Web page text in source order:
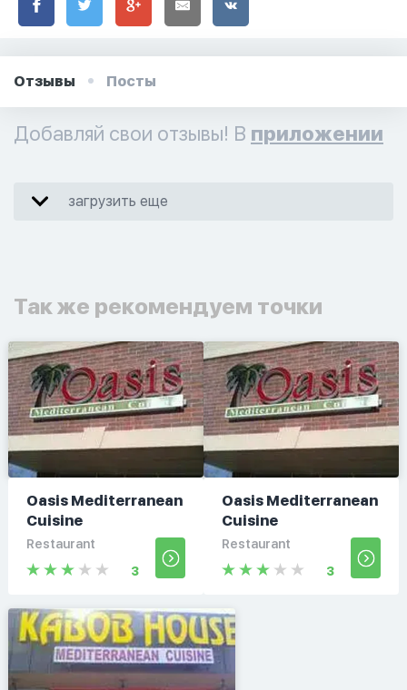
Отзывы Посты
Добавляй свои отзывы! В приложении
загрузить еще
Так же рекомендуем точки
Oasis Mediterranean
Cuisine
Restaurant
3
Oasis Mediterranean
Cuisine
Restaurant
3